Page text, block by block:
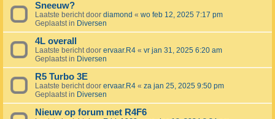
Sneeuw?
Laatste bericht door diamond « wo feb 12, 2025 7:17 pm
Geplaatst in Diversen
4L overall
Laatste bericht door ervaar.R4 « vr jan 31, 2025 6:20 am
Geplaatst in Diversen
R5 Turbo 3E
Laatste bericht door ervaar.R4 « za jan 25, 2025 9:50 pm
Geplaatst in Diversen
Nieuw op forum met R4F6